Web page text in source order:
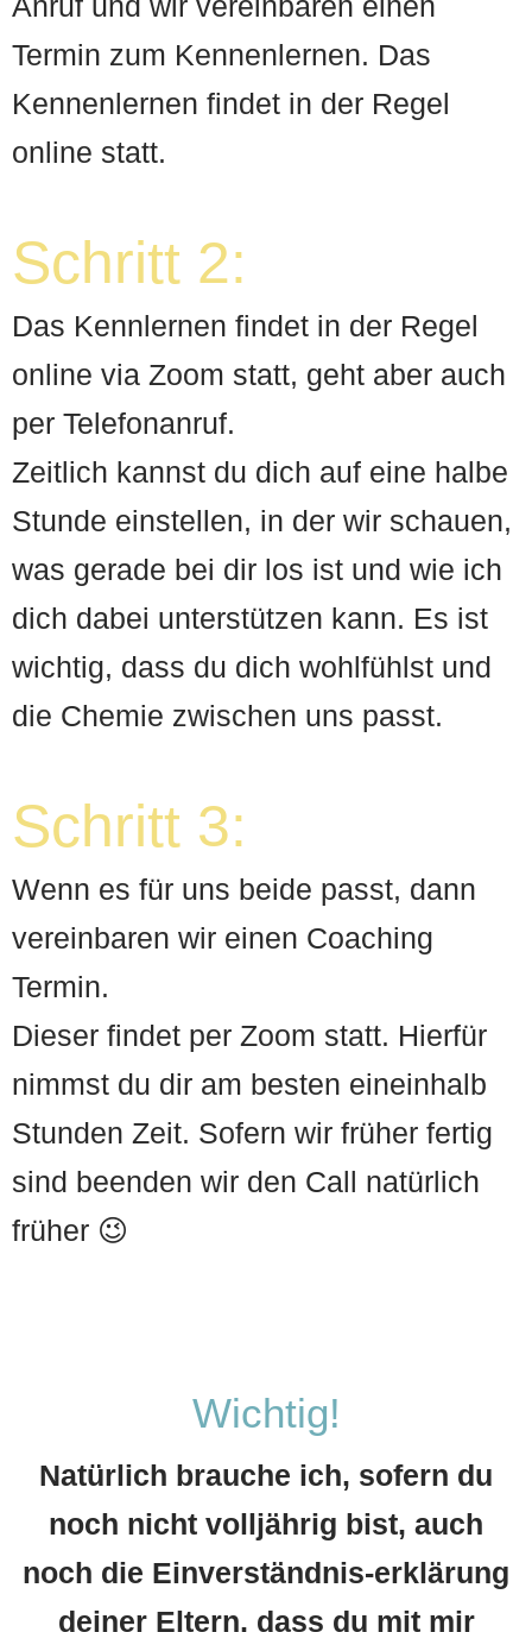
Termin zum Kennenlernen. Das
Kennenlernen findet in der Regel
online statt.
Schritt 2:
Das Kennlernen findet in der Regel
online via Zoom statt, geht aber auch
per Telefonanruf.
Zeitlich kannst du dich auf eine halbe
Stunde einstellen, in der wir schauen,
was gerade bei dir los ist und wie ich
dich dabei unterstützen kann. Es ist
wichtig, dass du dich wohlfühlst und
die Chemie zwischen uns passt.
Schritt 3:
Wenn es für uns beide passt, dann
vereinbaren wir einen Coaching
Termin.
Dieser findet per Zoom statt. Hierfür
nimmst du dir am besten eineinhalb
Stunden Zeit. Sofern wir früher fertig
sind beenden wir den Call natürlich
früher 😉
Wichtig!
Natürlich brauche ich, sofern du
noch nicht volljährig bist, auch
noch die Einverständnis-erklärung
deiner Eltern, dass du mit mir